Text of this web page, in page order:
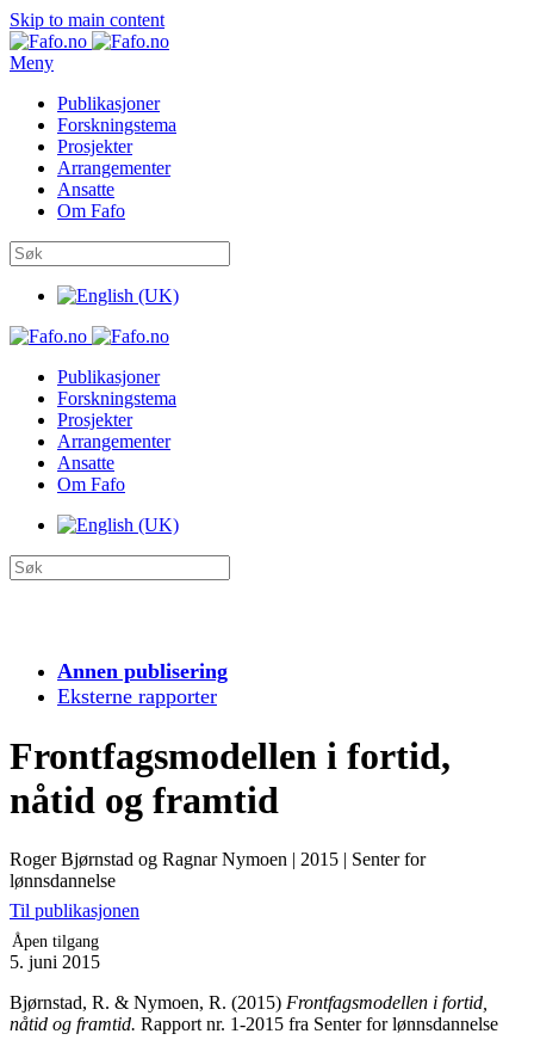
Skip to main content
Meny
Publikasjoner
Forskningstema
Prosjekter
Arrangementer
Ansatte
Om Fafo
Publikasjoner
Forskningstema
Prosjekter
Arrangementer
Ansatte
Om Fafo
Annen publisering
Eksterne rapporter
Frontfagsmodellen i fortid,
nåtid og framtid
Roger Bjørnstad og Ragnar Nymoen | 2015 | Senter for
lønnsdannelse
Til publikasjonen
Åpen tilgang
5. juni 2015
Bjørnstad, R. & Nymoen, R. (2015) Frontfagsmodellen i fortid,
nåtid og framtid. Rapport nr. 1-2015 fra Senter for lønnsdannelse